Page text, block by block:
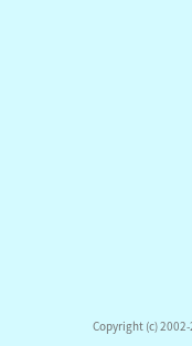
Copyright (c)